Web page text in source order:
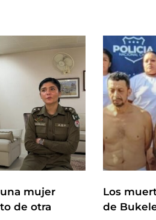
mujer
de otra
Los
de